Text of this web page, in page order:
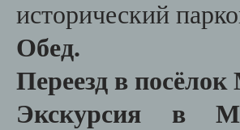
исторический
Обед.
Переезд в
Экскурсия в